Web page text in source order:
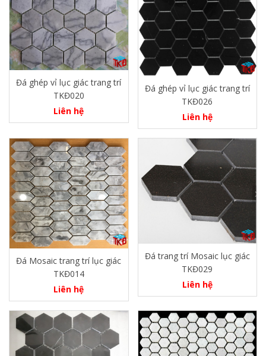
Đá ghép vỉ lục giác trang trí
TKĐ020
Liên hệ
Đá ghép vỉ lục giác trang trí
TKĐ026
Liên hệ
Đá Mosaic trang trí lục giác
TKĐ014
Liên hệ
Đá trang trí Mosaic lục giác
TKĐ029
Liên hệ